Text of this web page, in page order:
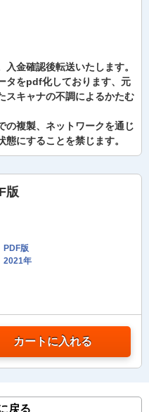
入金確認後転送いたします。
タをpdf化しております、元
スキャナの不調によるかたむ
の複製、ネットワークを通じ
にすることを禁じます。
版
版
年
カートに入れる
戻る